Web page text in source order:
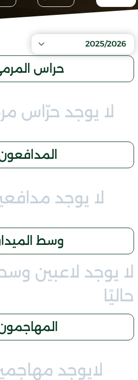
2025/2026
حراس
لا يوجد حرّاس
لا يوجد
وسط
لا يوجد لاعبين
حاليًا
لايوجد